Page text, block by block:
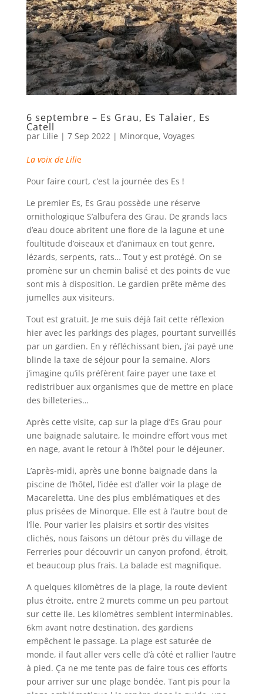
6 septembre – Es Grau, Es Talaier, Es
Catell
par Lilie | 7 Sep 2022| Minorque, Voyages
La voix de Lilie
Pour faire court, c’est la journée des Es !
Le premier Es, Es Grau possède une réserve
ornithologique S’albufera des Grau. De grands lacs
d’eau douce abritent une flore de la lagune et une
foultitude d’oiseaux et d’animaux en tout genre,
lézards, serpents, rats… Tout y est protégé. On se
promène sur un chemin balisé et des points de vue
sont mis à disposition. Le gardien prête même des
jumelles aux visiteurs.
Tout est gratuit. Je me suis déjà fait cette réflexion
hier avec les parkings des plages, pourtant surveillés
par un gardien. En y réfléchissant bien, j’ai payé une
blinde la taxe de séjour pour la semaine. Alors
j’imagine qu’ils préfèrent faire payer une taxe et
redistribuer aux organismes que de mettre en place
des billeteries…
Après cette visite, cap sur la plage d’Es Grau pour
une baignade salutaire, le moindre effort vous met
en nage, avant le retour à l’hôtel pour le déjeuner.
L’après-midi, après une bonne baignade dans la
piscine de l’hôtel, l’idée est d’aller voir la plage de
Macareletta. Une des plus emblématiques et des
plus prisées de Minorque. Elle est à l’autre bout de
l’île. Pour varier les plaisirs et sortir des visites
clichés, nous faisons un détour près du village de
Ferreries pour découvrir un canyon profond, étroit,
et beaucoup plus frais. La balade est magnifique.
A quelques kilomètres de la plage, la route devient
plus étroite, entre 2 murets comme un peu partout
sur cette ile. Les kilomètres semblent interminables.
6km avant notre destination, des gardiens
empêchent le passage. La plage est saturée de
monde, il faut aller vers celle d’à côté et rallier l’autre
à pied. Ça ne me tente pas de faire tous ces efforts
pour arriver sur une plage bondée. Tant pis pour la